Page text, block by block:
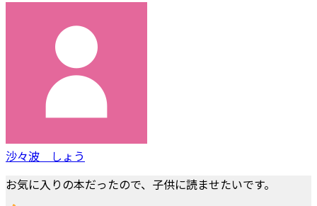
沙々波 しょう
お気に入りの本だったので、子供に読ませたいです。